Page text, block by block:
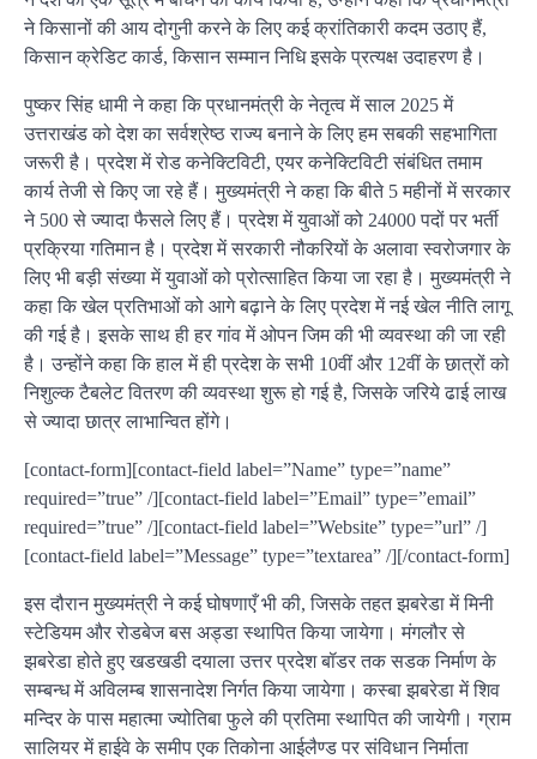
ने किसानों की आय दोगुनी करने के लिए कई क्रांतिकारी कदम उठाए हैं,
किसान क्रेडिट कार्ड, किसान सम्मान निधि इसके प्रत्यक्ष उदाहरण है।
पुष्कर सिंह धामी ने कहा कि प्रधानमंत्री के नेतृत्व में साल 2025 में
उत्तराखंड को देश का सर्वश्रेष्ठ राज्य बनाने के लिए हम सबकी सहभागिता
जरूरी है। प्रदेश में रोड कनेक्टिविटी, एयर कनेक्टिविटी संबंधित तमाम
कार्य तेजी से किए जा रहे हैं। मुख्यमंत्री ने कहा कि बीते 5 महीनों में सरकार
ने 500 से ज्यादा फैसले लिए हैं। प्रदेश में युवाओं को 24000 पदों पर भर्ती
प्रक्रिया गतिमान है। प्रदेश में सरकारी नौकरियों के अलावा स्वरोजगार के
लिए भी बड़ी संख्या में युवाओं को प्रोत्साहित किया जा रहा है। मुख्यमंत्री ने
कहा कि खेल प्रतिभाओं को आगे बढ़ाने के लिए प्रदेश में नई खेल नीति लागू
की गई है। इसके साथ ही हर गांव में ओपन जिम की भी व्यवस्था की जा रही
है। उन्होंने कहा कि हाल में ही प्रदेश के सभी 10वीं और 12वीं के छात्रों को
निशुल्क टैबलेट वितरण की व्यवस्था शुरू हो गई है, जिसके जरिये ढाई लाख
से ज्यादा छात्र लाभान्वित होंगे।
[contact-form][contact-field label=”Name” type=”name”
required=”true” /][contact-field label=”Email” type=”email”
required=”true” /][contact-field label=”Website” type=”url” /]
[contact-field label=”Message” type=”textarea” /][/contact-form]
इस दौरान मुख्यमंत्री ने कई घोषणाएँ भी की, जिसके तहत झबरेडा में मिनी
स्टेडियम और रोडबेज बस अड्डा स्थापित किया जायेगा। मंगलौर से
झबरेडा होते हुए खडखडी दयाला उत्तर प्रदेश बॉडर तक सडक निर्माण के
सम्बन्ध में अविलम्ब शासनादेश निर्गत किया जायेगा। कस्बा झबरेडा में शिव
मन्दिर के पास महात्मा ज्योतिबा फुले की प्रतिमा स्थापित की जायेगी। ग्राम
सालियर में हाईवे के समीप एक तिकोना आईलैण्ड पर संविधान निर्माता